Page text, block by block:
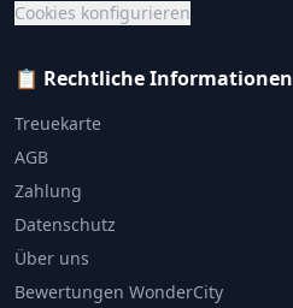
Cookies konfigurieren
📋 Rechtliche Informationen
Treuekarte
AGB
Zahlung
Datenschutz
Über uns
Bewertungen WonderCity